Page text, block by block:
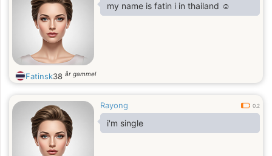
my name is fatin i in thailand ☺️
Fatinsk38 år gammel
Rayong 0.2
i'm single